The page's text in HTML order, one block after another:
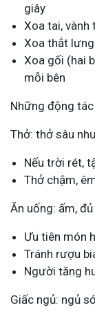
giây
Xoa tai,
Xoa thắt
Xoa gối (hai
mỗi bên
Những động
Thở: thở sâu
Nếu trời rét,
Thở chậm,
Ăn uống: ấm,
Ưu tiên món
Tránh rượu
Người tăng
Giấc ngủ: ngủ